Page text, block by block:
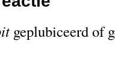
geplubiceerd of